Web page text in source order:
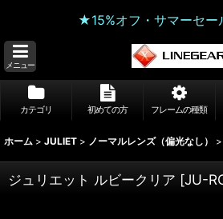
★15%オフ・サマーセー
メニュー
カテゴリ 初めての方 フレームの種類
ホーム > JULIET > ノーマルレンズ（偏光なし） >
ジュリエット ルビークリア [JU-